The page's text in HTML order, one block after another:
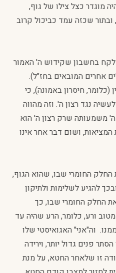
מוגדר כצל צילו של גוף,
שכזה עמד כביכול קרוב
בחשבון שקידוש ה' האמור
אחרים המובאים בחז"ל).
(כלומר, חיסרון באמונה), כי
נגד רצון ה'. וזה מהווה
משמעותה שרק רצון ה' הוא
ושום דבר אחר אינו
החומרי שבו, שהוא הגוף,
להגיע לשלימות ולתיקון
החלק החומרי שבו, כך
ורע, כלומר, הרע שהיה עד
וה"אני" האגואיסטי שלו
פנים גדול יותר, וירידה
זו שלאחר החטא, על מנת